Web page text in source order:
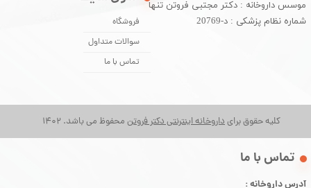
کلیه حقوق برایداروخانه اینترنتی دکتر فروتن محفوظ می باشد. 1402
موسس داروخانه : دکتر مجتبی فروتن تنها
شماره نظام پزشکی : د-20769
فروشگاه
سوالات متداول
تماس با ما
آدرس داروخانه :
​تماس با ما